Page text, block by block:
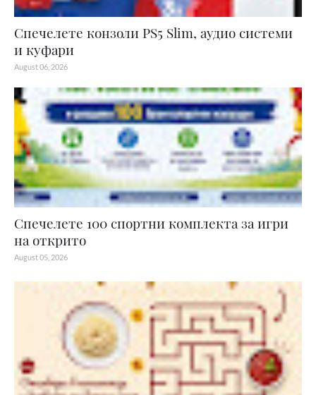
Спечелете конзоли PS5 Slim, аудио системи
и куфари
August 06, 2026
Спечелете 100 спортни комплекта за игри
на открито
August 05, 2026